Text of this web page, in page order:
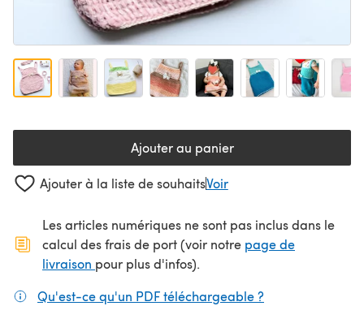
Ajouter au panier
Ajouter à la liste de souhaitsVoir
Les articles numériques ne sont pas inclus dans le
calcul des frais de port (voir notre page de
livraison (s'ouvre dans un nouvel onglet)
pour plus d'infos).
Qu'est-ce qu'un PDF téléchargeable ?